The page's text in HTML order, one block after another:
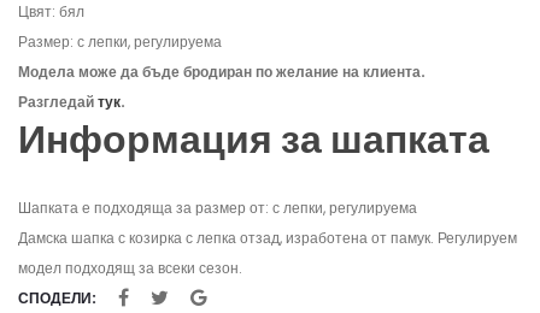
Цвят: бял
Размер: с лепки, регулируема
Модела може да бъде бродиран по желание на клиента.
Разгледайтук.
Информация за шапката
Шапката е подходяща за размер от: с лепки, регулируема
Дамска шапка с козирка с лепка отзад, изработена от памук. Регулируем
модел подходящ за всеки сезон.
СПОДЕЛИ: